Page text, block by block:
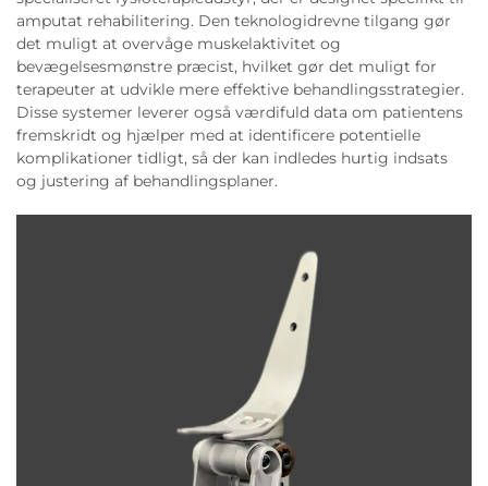
amputat rehabilitering. Den teknologidrevne tilgang gør
det muligt at overvåge muskelaktivitet og
bevægelsesmønstre præcist, hvilket gør det muligt for
terapeuter at udvikle mere effektive behandlingsstrategier.
Disse systemer leverer også værdifuld data om patientens
fremskridt og hjælper med at identificere potentielle
komplikationer tidligt, så der kan indledes hurtig indsats
og justering af behandlingsplaner.